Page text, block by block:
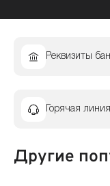
Реквизиты
Горячая
Другие